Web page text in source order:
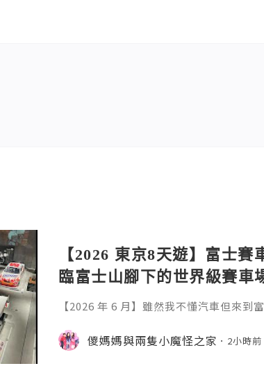
【2026 東京8天遊】富士
臨富士山腳下的世界級賽
y。參觀富士賽車博物館。
【2026 年 6 月】雖然我不懂汽車但來
貴賽車在觀景餐廳一邊享用美食，一邊
運的話仲可以看到富士山 ~~位於靜岡縣
儍媽媽與兩隻小魔怪之家 2小時前